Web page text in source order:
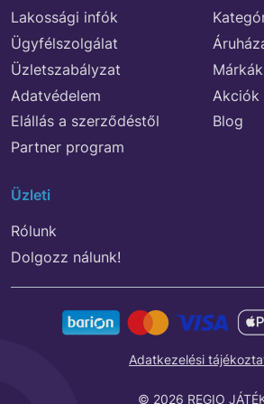
ÉPÍTSETEK
Lakossági infók
Ügyfélszolgálat
Üzletszabályzat
Adatvédelem
Elállás a szerződéstől
Partner program
Márkák
Akciók
Blog
Üzleti
Rólunk
Dolgozz nálunk!
© 2026 REGIO
Adatkezelési